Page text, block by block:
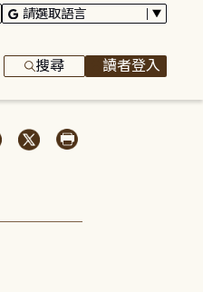
搜尋 讀者登入